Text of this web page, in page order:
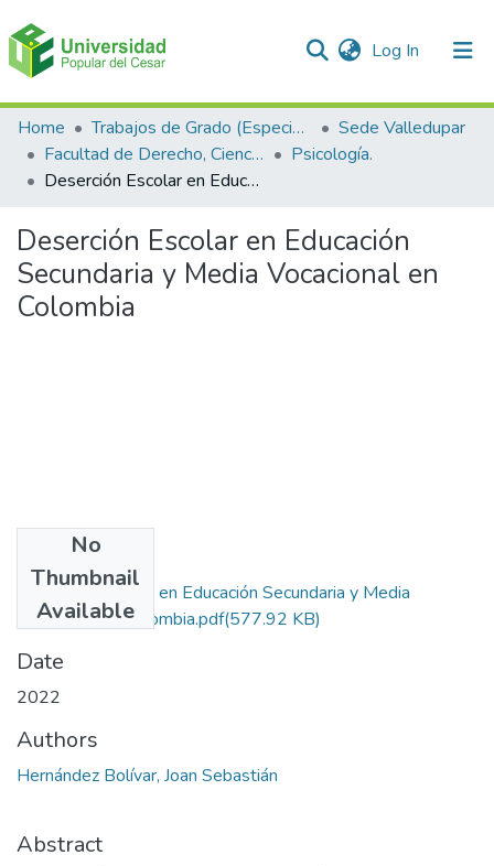
Log In (current)
Communities & Collections
All of DSpace
Home Trabajos de Grado (Especializaciones y Pregrados)
Sede Valledupar
Facultad de Derecho, Ciencias Políticas y Sociales.
Psicología.
Deserción Escolar en Educación Secundaria y Media Vocacional en Colombia
Deserción Escolar en Educación
Secundaria y Media Vocacional en
Colombia
No
Thumbnail
Available
Deserción Escolar en Educación Secundaria y Media
Vocacional en Colombia.pdf(577.92 KB)
Date
2022
Authors
Hernández Bolívar, Joan Sebastián
Abstract